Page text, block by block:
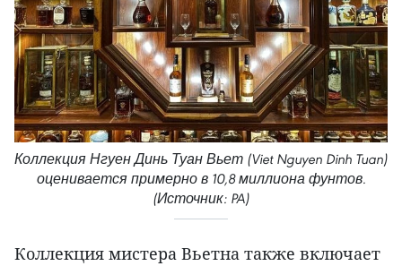
Коллекция Нгуен Динь Туан Вьет (Viet Nguyen Dinh Tuan)
оценивается примерно в 10,8 миллиона фунтов.
(Источник: PA)
Коллекция мистера Вьетна также включает